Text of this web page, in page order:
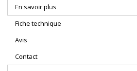
En savoir plus
Fiche technique
Avis
Contact